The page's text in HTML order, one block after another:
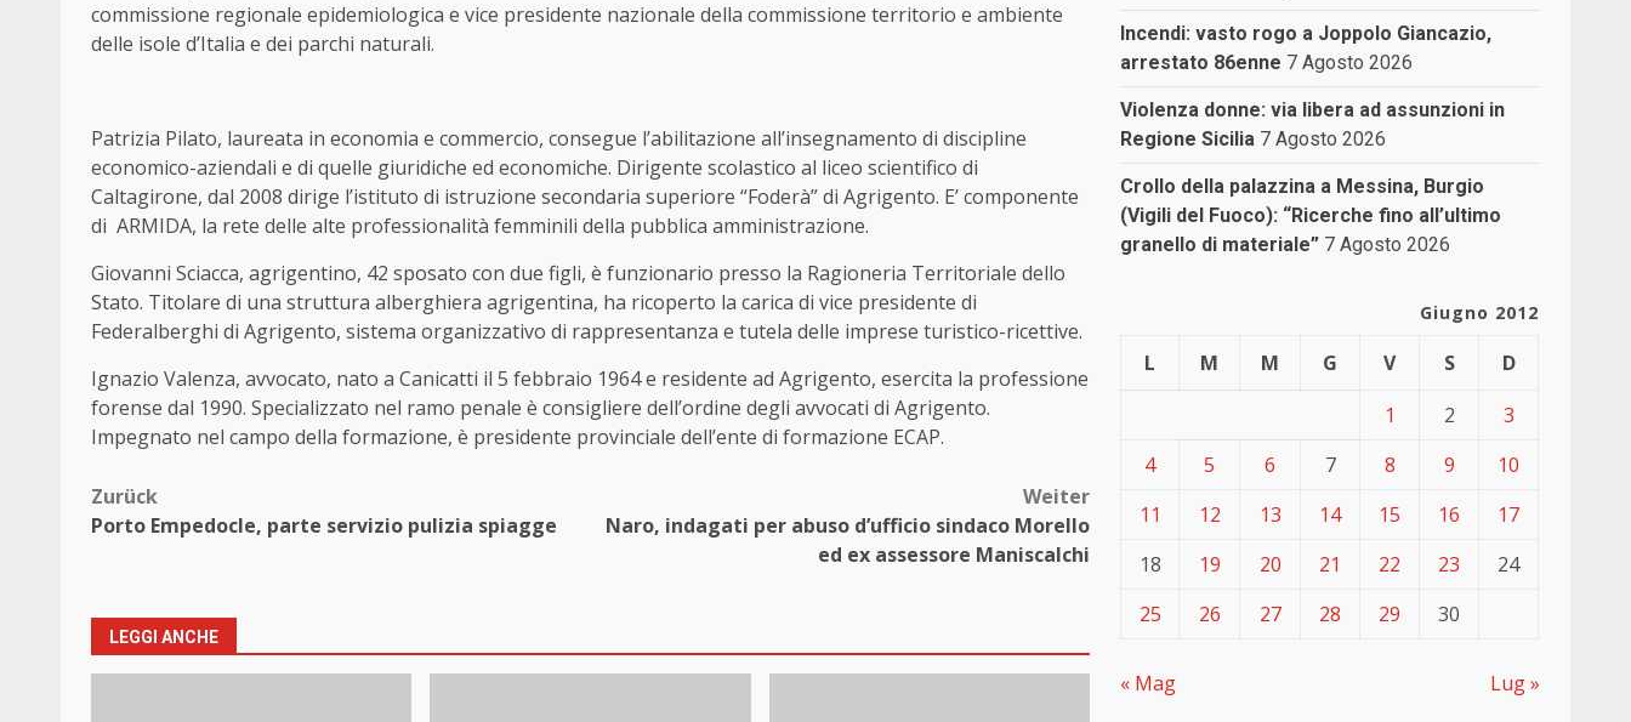
commissione regionale epidemiologica e vice presidente nazionale della commissione territorio e ambiente
delle isole d’Italia e dei parchi naturali.
Patrizia Pilato, laureata in economia e commercio, consegue l’abilitazione all’insegnamento di discipline
economico-aziendali e di quelle giuridiche ed economiche. Dirigente scolastico al liceo scientifico di
Caltagirone, dal 2008 dirige l’istituto di istruzione secondaria superiore “Foderà” di Agrigento. E’ componente
di ARMIDA, la rete delle alte professionalità femminili della pubblica amministrazione.
Giovanni Sciacca, agrigentino, 42 sposato con due figli, è funzionario presso la Ragioneria Territoriale dello
Stato. Titolare di una struttura alberghiera agrigentina, ha ricoperto la carica di vice presidente di
Federalberghi di Agrigento, sistema organizzativo di rappresentanza e tutela delle imprese turistico-ricettive.
Ignazio Valenza, avvocato, nato a Canicatti il 5 febbraio 1964 e residente ad Agrigento, esercita la professione
forense dal 1990. Specializzato nel ramo penale è consigliere dell’ordine degli avvocati di Agrigento.
Impegnato nel campo della formazione, è presidente provinciale dell’ente di formazione ECAP.
Beitragsnavigation
Zurück
Porto Empedocle, parte servizio pulizia spiagge
Weiter
Naro, indagati per abuso d’ufficio sindaco Morello
ed ex assessore Maniscalchi
LEGGI ANCHE
Incendi: vasto rogo a Joppolo Giancazio,
arrestato 86enne 7 Agosto 2026
Violenza donne: via libera ad assunzioni in
Regione Sicilia 7 Agosto 2026
Crollo della palazzina a Messina, Burgio
(Vigili del Fuoco): “Ricerche fino all’ultimo
granello di materiale” 7 Agosto 2026
Giugno 2012
L M M G V S
D
1
2
3
4
5 6 7 8 9
10
11
12 13 14 15 16
17
18
19 20 21 22 23
24
25
26 27 28 29 30
« Mag Lug »